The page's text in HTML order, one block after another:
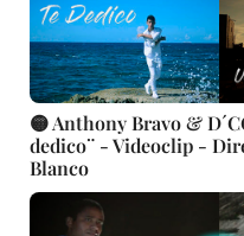
🟡 Anthony Bravo &
dedico¨ - Videoclip -
Blanco